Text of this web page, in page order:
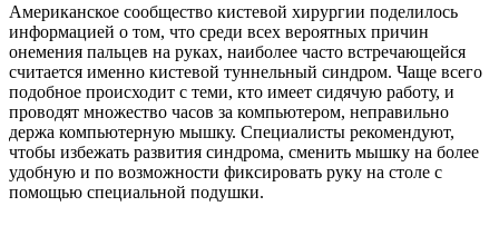
Американское сообщество кистевой хирургии поделилось
информацией о том, что среди всех вероятных причин
онемения пальцев на руках, наиболее часто встречающейся
считается именно кистевой туннельный синдром. Чаще всего
подобное происходит с теми, кто имеет сидячую работу, и
проводят множество часов за компьютером, неправильно
держа компьютерную мышку. Специалисты рекомендуют,
чтобы избежать развития синдрома, сменить мышку на более
удобную и по возможности фиксировать руку на столе с
помощью специальной подушки.